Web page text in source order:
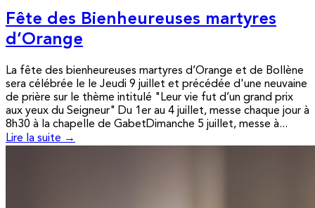
Fête des Bienheureuses martyres
d’Orange
La fête des bienheureuses martyres d’Orange et de Bollène
sera célébrée le le Jeudi 9 juillet et précédée d'une neuvaine
de prière sur le thème intitulé "Leur vie fut d’un grand prix
aux yeux du Seigneur" Du 1er au 4 juillet, messe chaque jour à
8h30 à la chapelle de GabetDimanche 5 juillet, messe à...
Lire la suite →